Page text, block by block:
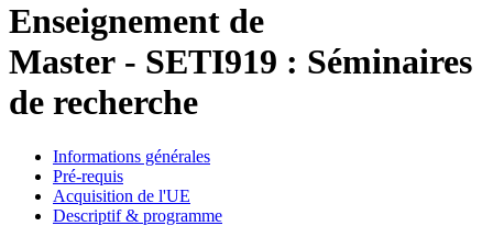
Enseignement de
Master - SETI919 : Séminaires
de recherche
Informations générales
Pré-requis
Acquisition de l'UE
Descriptif & programme